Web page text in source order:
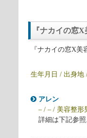
『ナカイの窓
『ナカイの窓X美
生年月日 / 出身地
アレン
– / – / 美容整形
詳細は下記参照